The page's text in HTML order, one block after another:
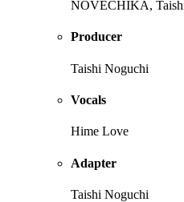
NOVECHIKA,
Producer
Taishi Noguchi
Vocals
Hime Love
Adapter
Taishi Noguchi